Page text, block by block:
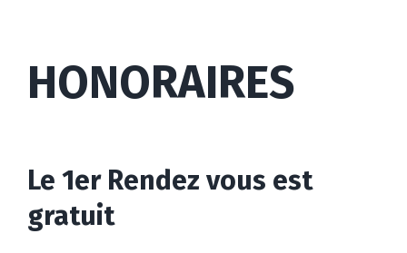
HONORAIRES
Le 1er Rendez vous est
gratuit